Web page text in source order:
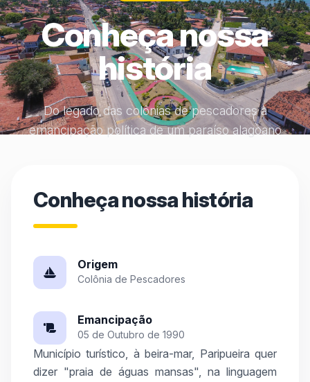
Conheça nossa
história
Do legado das colônias de pescadores à
emancipação política de um paraíso alagoano
Conheça nossa história
Origem
Colônia de Pescadores
Emancipação
05 de Outubro de 1990
Município turístico, à beira-mar, Paripueira quer
dizer "praia de águas mansas", na linguagem